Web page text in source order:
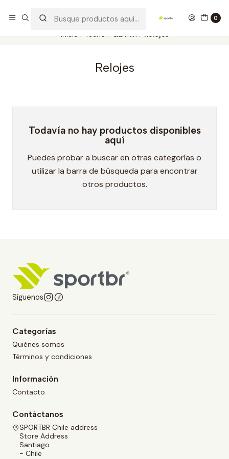
0
Inicio Tecno Garmin Relojes
Relojes
Todavía no hay productos disponibles
aquí
Puedes probar a buscar en otras categorías o
utilizar la barra de búsqueda para encontrar
otros productos.
Síguenos
Categorías
Quiénes somos
Términos y condiciones
Información
Contacto
Contáctanos
SPORTBR Chile address
Store Address
Santiago
- Chile